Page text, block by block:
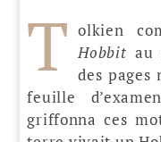
T olkien
Hobbit au
des pages
feuille
griffonna ces